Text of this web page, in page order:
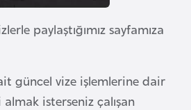
paylaştığımız sayfamıza
güncel vize işlemlerine dair
isterseniz çalışan